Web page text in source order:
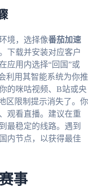
境，选择像番茄加速
下载并安装对应客户
应用内选择“回国”或
利用其智能系统为你推
的咪咕视频、B站或央
区限制提示消失了。你
观看直播。建议在重
最稳定的线路。遇到
内节点，以获得最佳
事